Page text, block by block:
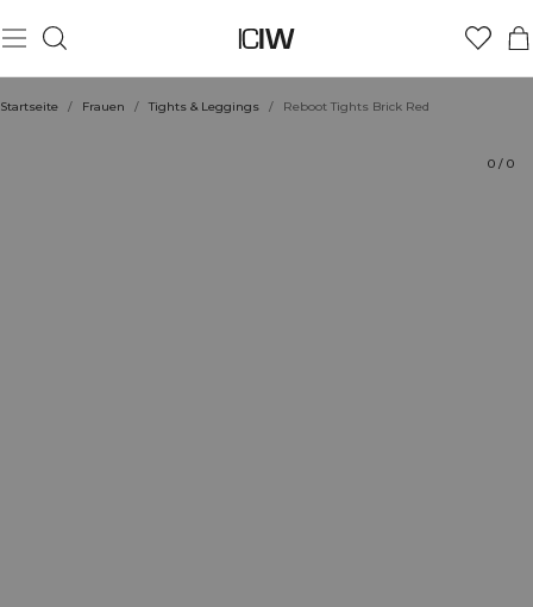
Startseite / Frauen / Tights & Leggings / Reboot Tights Brick Red
0 / 0